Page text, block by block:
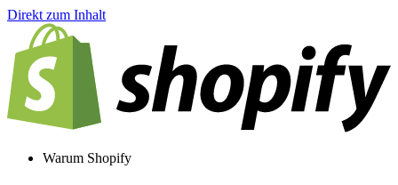
Direkt zum Inhalt
Warum Shopify